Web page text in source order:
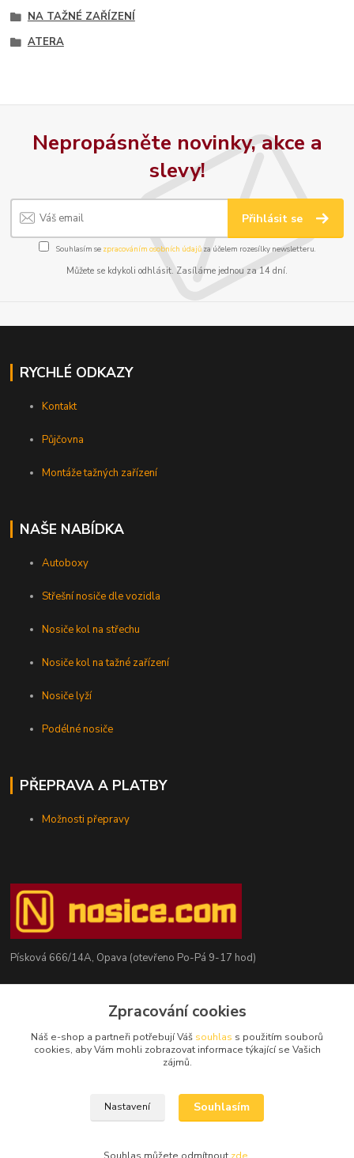
NA TAŽNÉ ZAŘÍZENÍ
ATERA
Nepropásněte novinky, akce a
slevy!
Přihlásit se
Souhlasím se zpracováním osobních údajůza účelem rozesílky newsletteru.
Můžete se kdykoli odhlásit. Zasíláme jednou za 14 dní.
RYCHLÉ ODKAZY
Kontakt
Půjčovna
Montáže tažných zařízení
NAŠE NABÍDKA
Autoboxy
Střešní nosiče dle vozidla
Nosiče kol na střechu
Nosiče kol na tažné zařízení
Nosiče lyží
Podélné nosiče
PŘEPRAVA A PLATBY
Možnosti přepravy
Písková 666/14A, Opava (otevřeno Po-Pá 9-17 hod)
+420 776 839 986
info@nosice.com
Zpracování cookies
Náš e-shop a partneři potřebují Váš souhlas s použitím souborů
cookies, aby Vám mohli zobrazovat informace týkající se Vašich
zájmů.
Nastavení Souhlasím